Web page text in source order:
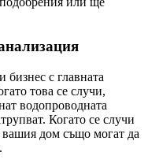
бизнес с главната
това се случи,
водопроводната
Когато се случи
вашия дом също могат да